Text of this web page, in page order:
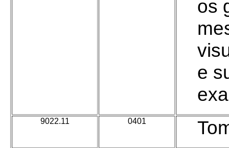
os
e
9022.11 0401